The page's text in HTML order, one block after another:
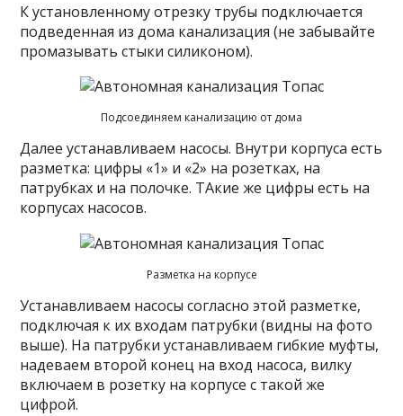
К установленному отрезку трубы подключается
подведенная из дома канализация (не забывайте
промазывать стыки силиконом).
Подсоединяем канализацию от дома
Далее устанавливаем насосы. Внутри корпуса есть
разметка: цифры «1» и «2» на розетках, на
патрубках и на полочке. ТАкие же цифры есть на
корпусах насосов.
Разметка на корпусе
Устанавливаем насосы согласно этой разметке,
подключая к их входам патрубки (видны на фото
выше). На патрубки устанавливаем гибкие муфты,
надеваем второй конец на вход насоса, вилку
включаем в розетку на корпусе с такой же
цифрой.